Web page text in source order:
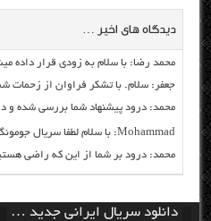
دیدگاه های اخیر …
محمد رضا: با سلام به زودی قرار داده
جعفر: سلام. با تشکر فراوان از زحمات
محمد: درود پیشنهاد شما بررسی شده و
Mohammad: با سلام لطفا سریال جومونگ را بدون سانس...
محمد: درود بر شما از این که راضی
دانلود سریال ایرانی جدید …